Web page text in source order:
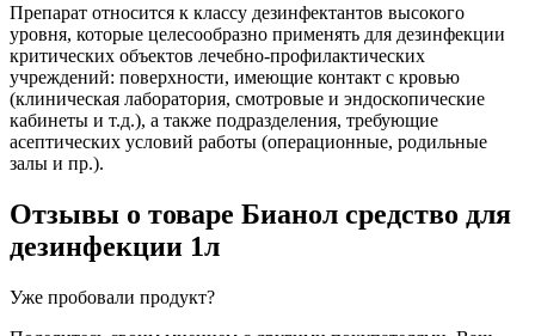
Препарат относится к классу дезинфектантов высокого
уровня, которые целесообразно применять для дезинфекции
критических объектов лечебно-профилактических
учреждений: поверхности, имеющие контакт с кровью
(клиническая лаборатория, смотровые и эндоскопические
кабинеты и т.д.), а также подразделения, требующие
асептических условий работы (операционные, родильные
залы и пр.).
Отзывы о товаре Бианол средство для
дезинфекции 1л
Уже пробовали продукт?